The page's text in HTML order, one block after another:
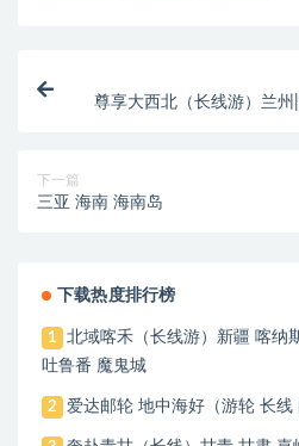
尊享大西北（长线游）兰
下一篇
三亚 海南 海南岛
下载热度排行榜
1
北域喀禾（长线游）新疆 喀纳
吐鲁番 魔鬼城
2 爱达邮轮 地中海好（游轮 长线